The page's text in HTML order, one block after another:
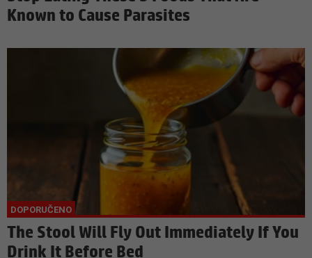
Known to Cause Parasites
The Stool Will Fly Out Immediately If You
Drink It Before Bed